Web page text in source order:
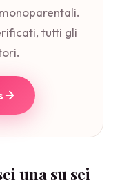
tutti gli
una su sei